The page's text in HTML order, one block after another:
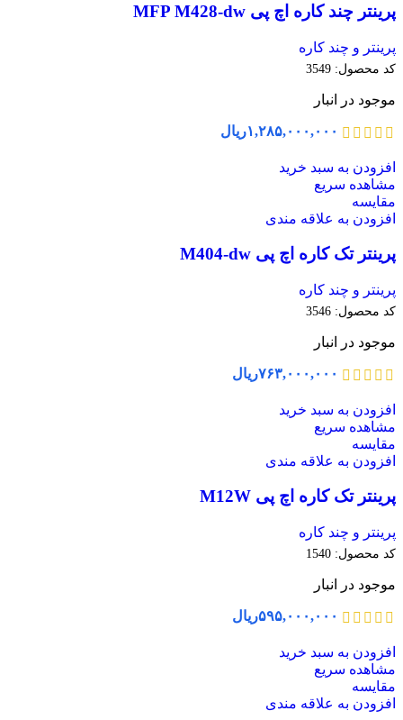
پرینتر چند کاره اچ پی MFP M428-dw
پرینتر و چند کاره
کد محصول: 3549
موجود در انبار
۱,۲۸۵,۰۰۰,۰۰۰ریال
افزودن به سبد خرید
مشاهده سریع
مقایسه
افزودن به علاقه مندی
پرینتر تک کاره اچ پی M404-dw
پرینتر و چند کاره
کد محصول: 3546
موجود در انبار
۷۶۳,۰۰۰,۰۰۰ریال
افزودن به سبد خرید
مشاهده سریع
مقایسه
افزودن به علاقه مندی
پرینتر تک کاره اچ پی M12W
پرینتر و چند کاره
کد محصول: 1540
موجود در انبار
۵۹۵,۰۰۰,۰۰۰ریال
افزودن به سبد خرید
مشاهده سریع
مقایسه
افزودن به علاقه مندی